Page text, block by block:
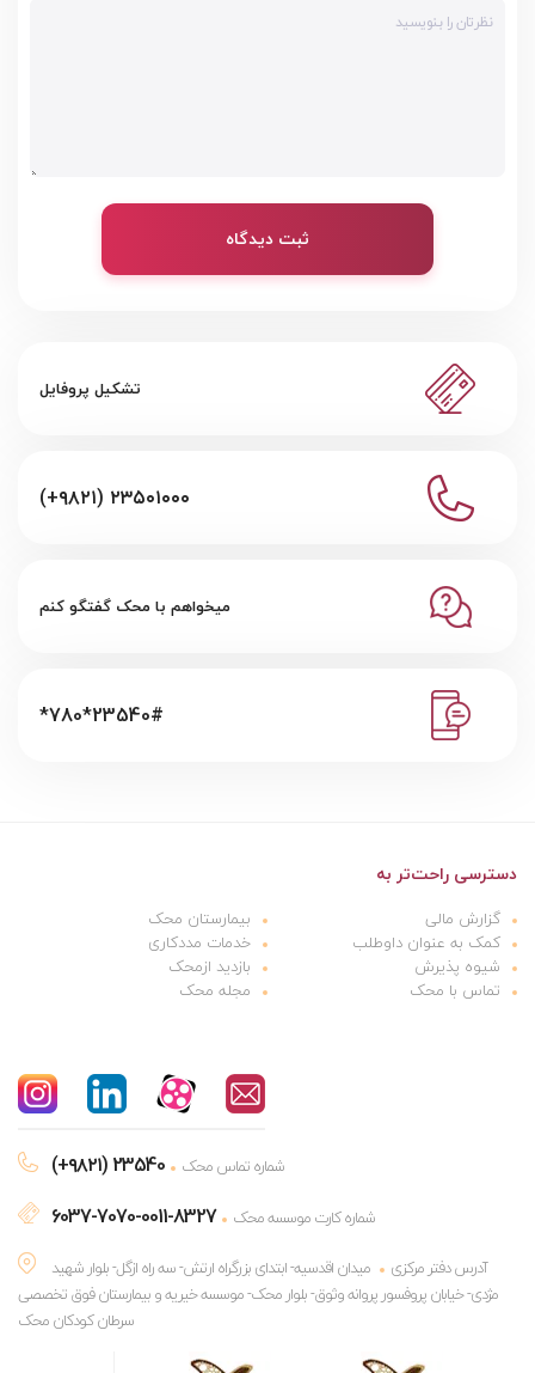
ثبت دیدگاه
تشکیل پروفایل
(+۹۸۲۱) ۲۳۵۰۱۰۰۰
میخواهم با محک گفتگو کنم
*780*23540#
دسترسی راحت‌تر به
گزارش مالی
بیمارستان محک
کمک به عنوان داوطلب
خدمات مددکاری
شیوه پذیرش
بازدید ازمحک
تماس با محک
مجله محک
(+۹۸۲۱) 23540 شماره تماس محک
6037-7070-0011-8327
شماره کارت موسسه محک
آدرس دفتر مرکزی
میدان اقدسیه- ابتدای بزرگراه ارتش- سه راه ازگل- بلوار شهید
مژدی- خیابان پروفسور پروانه وثوق- بلوار محک- موسسه خیریه و بیمارستان فوق تخصصی
سرطان کودکان محک